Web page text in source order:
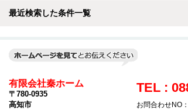
最近検索した条件一覧
有限会社秦ホーム
〒780-0935
高知市
TEL :
お問合わせNO：